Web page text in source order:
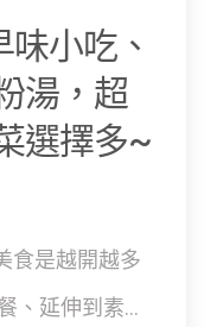
小吃、
湯，超
選擇多~
食是越開越多
、延伸到素...